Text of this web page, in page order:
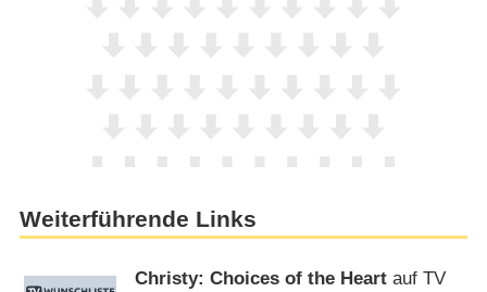
Weiterführende Links
Christy: Choices of the Heart auf TV